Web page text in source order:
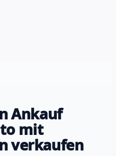
Ankauf
mit
verkaufen